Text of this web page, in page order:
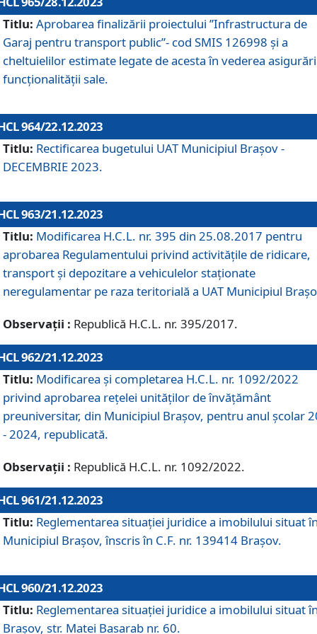
Titlu: Aprobarea finalizării proiectului ”Infrastructura de
Garaj pentru transport public”- cod SMIS 126998 și a
cheltuielilor estimate legate de acesta în vederea
funcționalității sale.
964/22.12.2023
Titlu: Rectificarea bugetului UAT Municipiul Braşov -
DECEMBRIE 2023.
963/21.12.2023
Titlu: Modificarea H.C.L. nr. 395 din 25.08.2017 pentru
aprobarea Regulamentului privind activitățile de ridicare,
transport şi depozitare a vehiculelor staționate
neregulamentar pe raza teritorială a UAT Municipiul
Observații : Republică H.C.L. nr. 395/2017.
962/21.12.2023
Titlu: Modificarea și completarea H.C.L. nr. 1092/2022
privind aprobarea rețelei unităților de învăţământ
preuniversitar, din Municipiul Braşov, pentru anul școlar
- 2024, republicată.
Observații : Republică H.C.L. nr. 1092/2022.
961/21.12.2023
Titlu: Reglementarea situației juridice a imobilului situat
Municipiul Brașov, înscris în C.F. nr. 139414 Brașov.
960/21.12.2023
Titlu: Reglementarea situației juridice a imobilului situat
Brașov, str. Matei Basarab nr. 60.